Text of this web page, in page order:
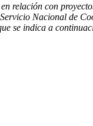
relación con
Nacional de
se indica a